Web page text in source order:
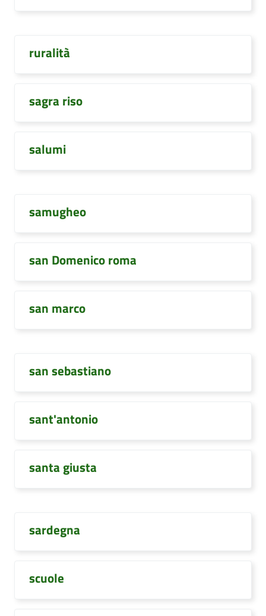
ruralità
sagra riso
salumi
samugheo
san Domenico roma
san marco
san sebastiano
sant'antonio
santa giusta
sardegna
scuole